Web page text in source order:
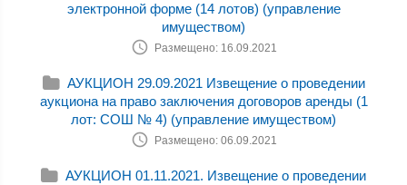
электронной форме (14 лотов) (управление
имуществом)
Размещено: 16.09.2021
АУКЦИОН 29.09.2021 Извещение о проведении
аукциона на право заключения договоров аренды (1
лот: СОШ № 4) (управление имуществом)
Размещено: 06.09.2021
АУКЦИОН 01.11.2021. Извещение о проведении